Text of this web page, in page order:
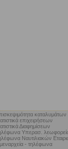
καταλυμάτων
επιχειρήσεων
Διαφημίσεων
Υπερασ.
Ναυτιλιακών
- τηλέφωνα